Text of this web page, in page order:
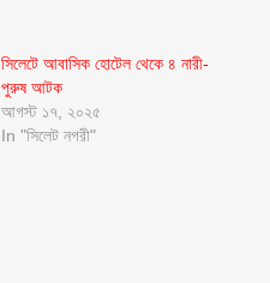
সিলেটে আবাসিক হোটেল থেকে ৪ নারী-
পুরুষ আটক
আগস্ট ১৭, ২০২৫
In "সিলেট নগরী"